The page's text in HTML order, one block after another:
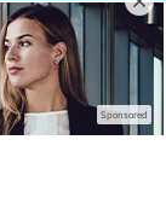
Sponsored
Office